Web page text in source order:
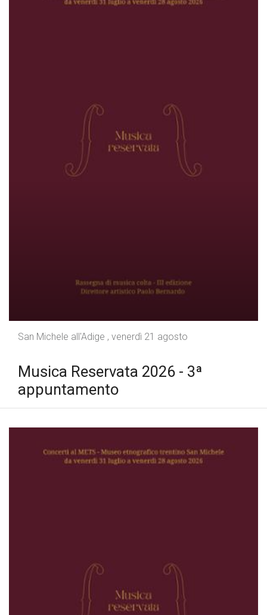
Musica Reservata 2026 - 3ª
appuntamento
San Michele all'Adige , venerdì 21 agosto